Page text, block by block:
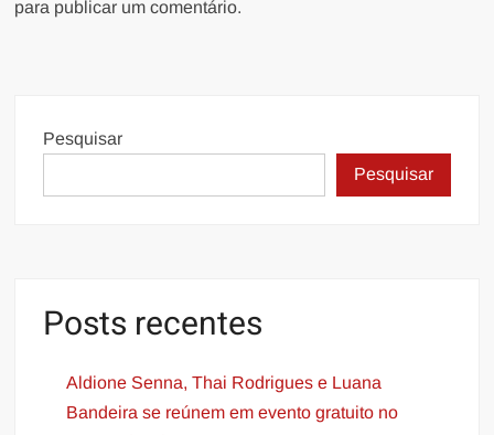
para publicar um comentário.
Pesquisar
Pesquisar
Posts recentes
Aldione Senna, Thai Rodrigues e Luana
Bandeira se reúnem em evento gratuito no